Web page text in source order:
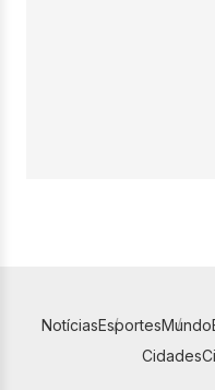
NotíciasEsportesMundo
Cidades